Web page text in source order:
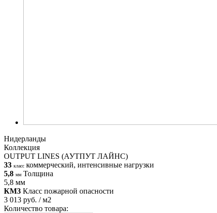
Нидерланды
Коллекция
OUTPUT LINES (АУТПУТ ЛАЙНС)
33 класс коммерческий, интенсивные нагрузки
5,8 мм Толщина
5,8 мм
КМ3 Класс пожарной опасности
3 013 руб. / м2
Количество товара: